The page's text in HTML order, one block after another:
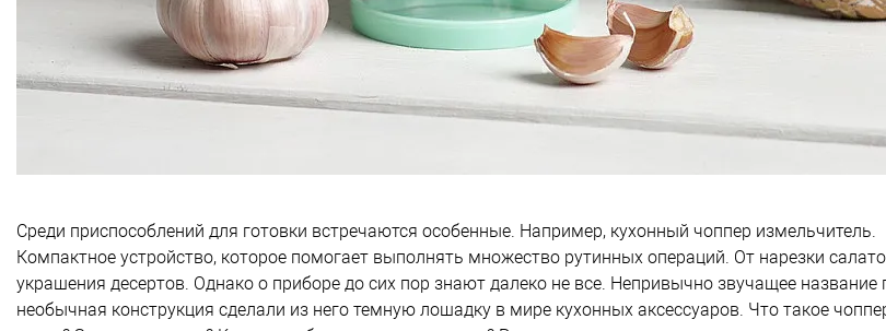
Среди приспособлений для готовки встречаются особенные. Например, кухонный чоппер измельчитель.
Компактное устройство, которое помогает выполнять множество рутинных операций. От нарезки
украшения десертов. Однако о приборе до сих пор знают далеко не все. Непривычно звучащее название
необычная конструкция сделали из него темную лошадку в мире кухонных аксессуаров. Что такое